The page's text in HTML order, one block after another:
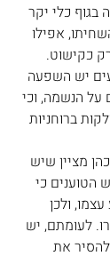
בגוף כלי יקר
אפילו
כקישוט.
יש השפעה
על הנשמה, וכי
ברוחניות
מציין שיש
הטוענים כי
ולכן
לעומתם, יש
להסיר את